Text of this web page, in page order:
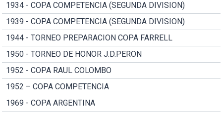
1934 - COPA COMPETENCIA (SEGUNDA DIVISION)
1939 - COPA COMPETENCIA (SEGUNDA DIVISION)
1944 - TORNEO PREPARACION COPA FARRELL
1950 - TORNEO DE HONOR J.D.PERON
1952 - COPA RAUL COLOMBO
1952 – COPA COMPETENCIA
1969 - COPA ARGENTINA